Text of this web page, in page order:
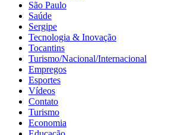
São Paulo
Saúde
Sergipe
Tecnologia & Inovação
Tocantins
Turismo/Nacional/Internacional
Empregos
Esportes
Vídeos
Contato
Turismo
Economia